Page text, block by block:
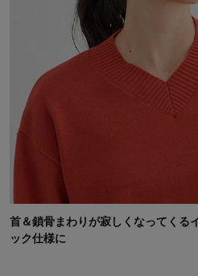
首＆鎖骨まわりが寂しくなってくる
ック仕様に